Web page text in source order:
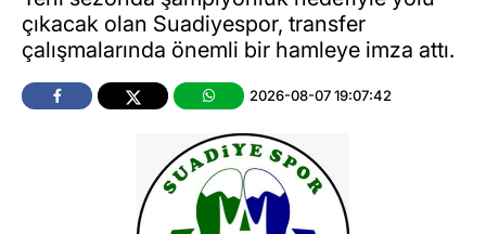
çıkacak olan Suadiyespor, transfer
çalışmalarında önemli bir hamleye imza attı.
2026-08-07 19:07:42